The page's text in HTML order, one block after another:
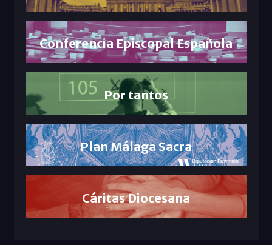
Conferencia Episcopal Española
Por tantos
Plan Málaga Sacra
Cáritas Diocesana